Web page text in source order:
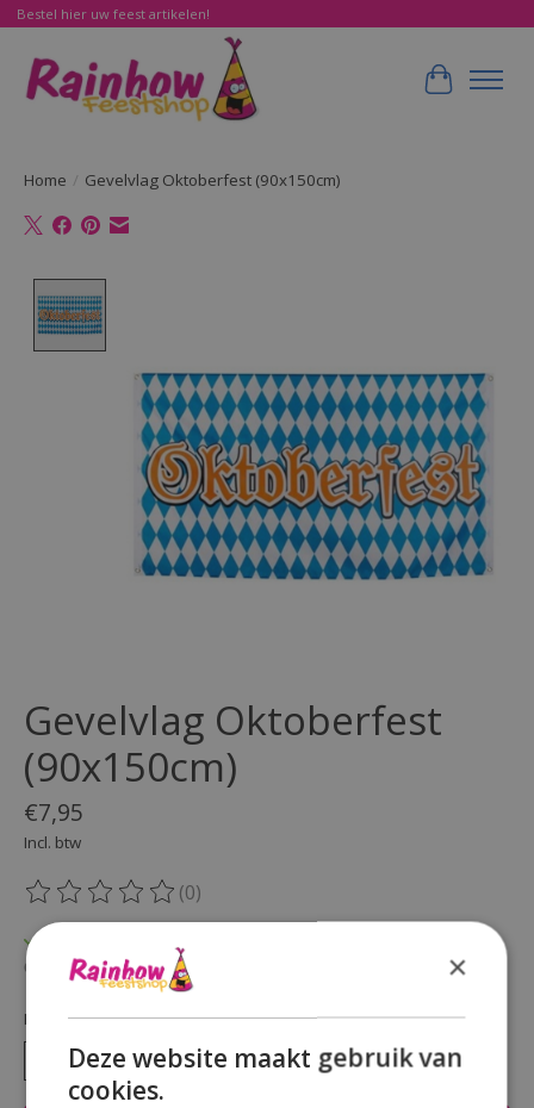
Bestel hier uw feest artikelen!
Home / Gevelvlag Oktoberfest (90x150cm)
Gevelvlag Oktoberfest
(90x150cm)
€7,95
Incl. btw
De beoordeling van dit product is
(0)
Beschikbaarheid in de winkel controleren
Hoeveelheid:
×
Deze website maakt gebruik van
cookies.